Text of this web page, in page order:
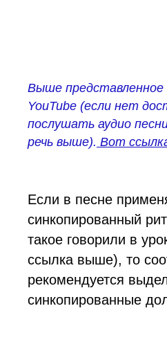
Выше представленное
YouTube (если нет
послушать аудио
речь выше). Вот
Если в песне
синкопированный
такое говорили в
ссылка выше), то
рекомендуется
синкопированные